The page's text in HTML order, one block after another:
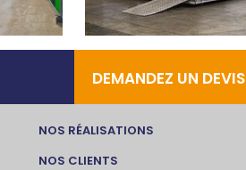
DEMANDEZ UN DEVIS
NOS RÉALISATIONS
NOS CLIENTS